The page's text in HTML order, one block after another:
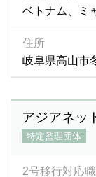
ベトナム、ミ
住所
岐阜県高山市
アジアネッ
特定監理団体
2号移行対応